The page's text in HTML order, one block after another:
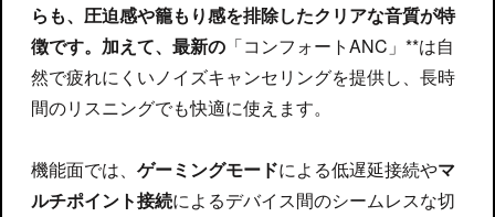
らも、圧迫感や籠もり感を排除したクリアな音質が特
徴です。加えて、最新の 「コンフォートANC」**は自
然で疲れにくいノイズキャンセリングを提供し、長時
間のリスニングでも快適に使えます。
機能面では、 ゲーミングモードによる低遅延接続やマ
ルチポイント接続によるデバイス間のシームレスな切